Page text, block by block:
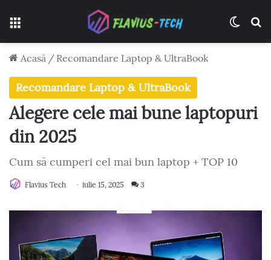
Acasă / Recomandare Laptop & UltraBook
Recomandare Laptop & UltraBook
Alegere cele mai bune laptopuri
din 2025
Cum să cumperi cel mai bun laptop + TOP 10
Flavius Tech iulie 15, 2025 3